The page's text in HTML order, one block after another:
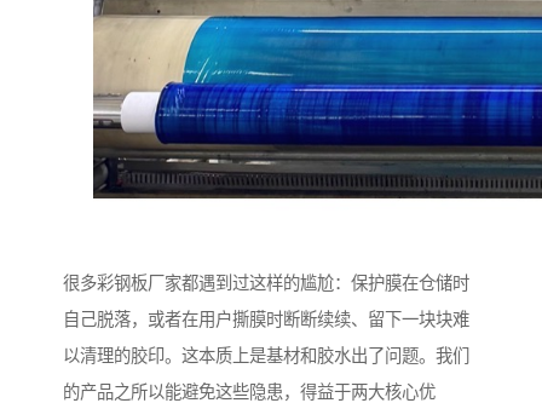
很多彩钢板厂家都遇到过这样的尴尬：保护膜在仓储时
自己脱落，或者在用户撕膜时断断续续、留下一块块难
以清理的胶印。这本质上是基材和胶水出了问题。我们
的产品之所以能避免这些隐患，得益于两大核心优